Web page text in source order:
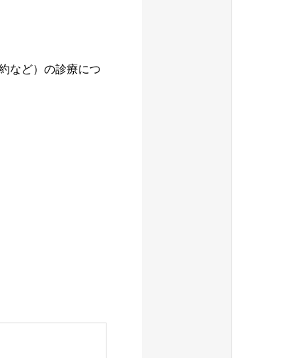
など）の診療につ